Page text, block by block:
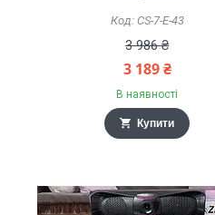
CS-7-E-43
3 986 ₴
3 189 ₴
В наявності
Купити